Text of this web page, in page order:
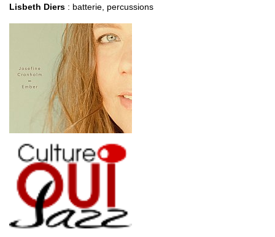
Lisbeth Diers : batterie, percussions